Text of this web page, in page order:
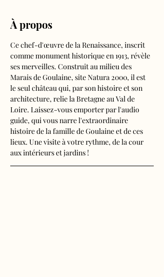
À propos
Ce chef-d'œuvre de la Renaissance, inscrit
comme monument historique en 1913, révèle
ses merveilles. Construit au milieu des
Marais de Goulaine, site Natura 2000, il est
le seul château qui, par son histoire et son
architecture, relie la Bretagne au Val de
Loire. Laissez-vous emporter par l'audio
guide, qui vous narre l'extraordinaire
histoire de la famille de Goulaine et de ces
lieux. Une visite à votre rythme, de la cour
aux intérieurs et jardins !